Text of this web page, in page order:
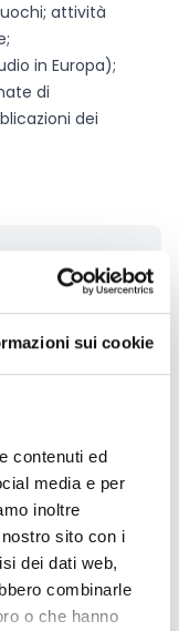
sui cookie
contenuti ed
media e per
inoltre
sito con i
dei dati web,
combinarle
o che hanno
attività
in Europa);
di
dei
o privati,
che
interessati
organizzazioni
siano
protetta;
o dei settori
di